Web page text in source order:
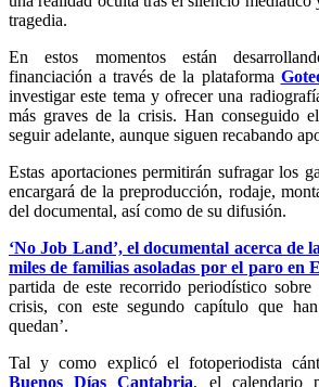
tragedia.
En estos momentos están
financiación a través de la plataforma
investigar este tema y ofrecer una
más graves de la crisis. Han conseguido
seguir adelante, aunque siguen recabando
Estas aportaciones permitirán sufragar los
encargará de la preproducción, rodaje,
del documental, así como de su difusión.
‘No Job Land’, el documental acerca de
miles de familias asoladas por el paro en
partida de este recorrido periodístico
crisis, con este segundo capítulo que
quedan’.
Tal y como explicó el fotoperiodista
Buenos Días Cantabria, el calendario